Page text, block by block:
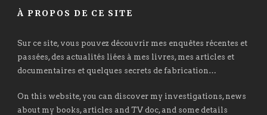
À PROPOS DE CE SITE
Sur ce site, vous pouvez découvrir mes enquêtes récentes et
passées, des actualités liées à mes livres, mes articles et
documentaires et quelques secrets de fabrication…
On this website, you can discover my investigations, news
about my books, articles and TV doc, and some details